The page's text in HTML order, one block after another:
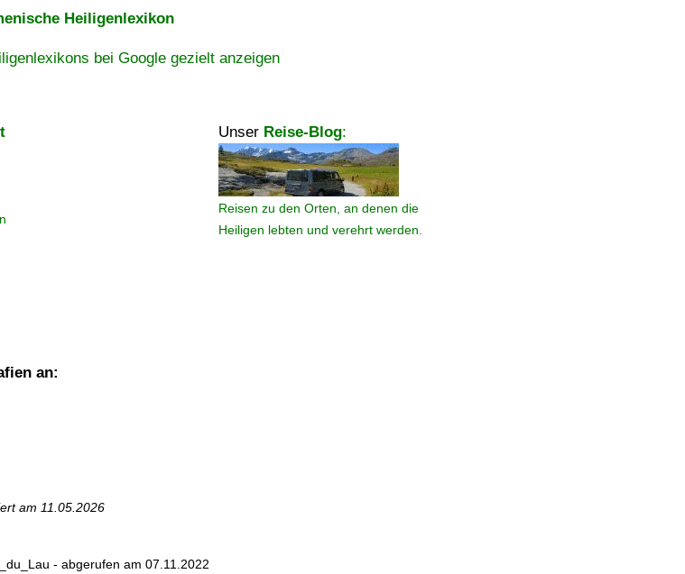
Heiligenlexikon
bei Google gezielt anzeigen
Unser Reise-Blog:
Reisen zu den Orten, an denen die
Heiligen lebten und verehrt werden.
an:
am 11.05.2026
- abgerufen am 07.11.2022